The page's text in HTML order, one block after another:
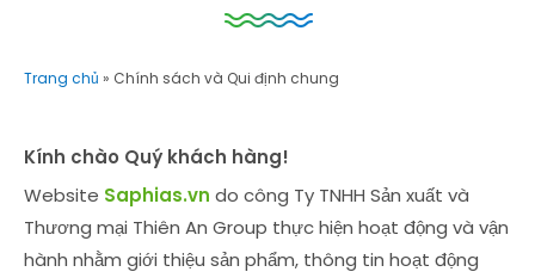
Trang chủ » Chính sách và Qui định chung
Kính chào Quý khách hàng!
Website Saphias.vn do công Ty TNHH Sản xuất và
Thương mại Thiên An Group thực hiện hoạt động và vận
hành nhằm giới thiệu sản phẩm, thông tin hoạt động